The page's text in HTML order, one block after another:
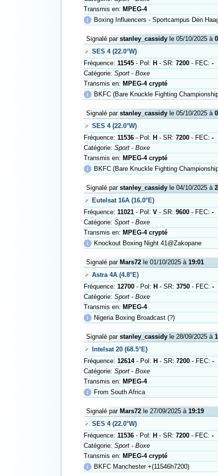
Transmis en: MPEG-4
ℹ
Boxing Influencers - Sportcampus Den
Signalé par stanley_cassidyle 05/10/2025 à
SES 4 (22.0°W)
Fréquence: 11545- Pol: H - SR: 7200- FEC: -
Catégorie: Sport - Boxe
Transmis en: MPEG-4 crypté
ℹ
BKFC (Bare Knuckle Fighting
Signalé par stanley_cassidyle 05/10/2025 à
SES 4 (22.0°W)
Fréquence: 11536- Pol: H - SR: 7200- FEC: -
Catégorie: Sport - Boxe
Transmis en: MPEG-4 crypté
ℹ
BKFC (Bare Knuckle Fighting
Signalé par stanley_cassidyle 04/10/2025 à
Eutelsat 16A (16.0°E)
Fréquence: 11021- Pol: V- SR: 9600- FEC: -
Catégorie: Sport - Boxe
Transmis en: MPEG-4 crypté
ℹ
Knockout Boxing Night 41@Zakopane
Signalé par Mars72le 01/10/2025 à 19:01
Astra 4A (4.8°E)
Fréquence: 12700- Pol: H - SR: 3750- FEC: -
Catégorie: Sport - Boxe
Transmis en: MPEG-4
ℹ
Nigeria Boxing Broadcast (?)
Signalé par stanley_cassidyle 28/09/2025 à
Intelsat 20 (68.5°E)
Fréquence: 12614- Pol: H - SR: 7200- FEC: -
Catégorie: Sport - Boxe
Transmis en: MPEG-4
ℹ
From South Africa
Signalé par Mars72le 27/09/2025 à 19:19
SES 4 (22.0°W)
Fréquence: 11536- Pol: H - SR: 7200- FEC: -
Catégorie: Sport - Boxe
Transmis en: MPEG-4 crypté
ℹ
BKFC Manchester +(11546h7200)